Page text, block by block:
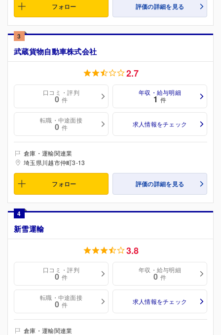
フォロー 評価の詳細を見る
3
武蔵貨物自動車株式会社
2.7
口コミ・評判
0 件
年収・給与明細
1 件
転職・中途面接
0 件 求人情報をチェック
倉庫・運輸関連業
埼玉県川越市仲町3-13
フォロー 評価の詳細を見る
4
新雪運輸
3.8
口コミ・評判
0 件
年収・給与明細
0 件
転職・中途面接
0 件 求人情報をチェック
倉庫・運輸関連業